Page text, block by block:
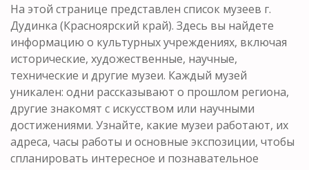
На этой странице представлен список музеев г.
Дудинка (Красноярский край). Здесь вы найдете
информацию о культурных учреждениях, включая
исторические, художественные, научные,
технические и другие музеи. Каждый музей
уникален: одни рассказывают о прошлом региона,
другие знакомят с искусством или научными
достижениями. Узнайте, какие музеи работают, их
адреса, часы работы и основные экспозиции, чтобы
спланировать интересное и познавательное